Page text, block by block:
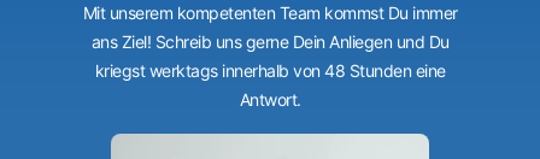
Mit unserem kompetenten Team kommst Du immer
ans Ziel! Schreib uns gerne Dein Anliegen und Du
kriegst werktags innerhalb von 48 Stunden eine
Antwort.